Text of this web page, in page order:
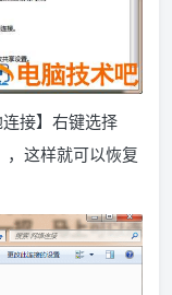
接】右键选择
，这样就可以恢复